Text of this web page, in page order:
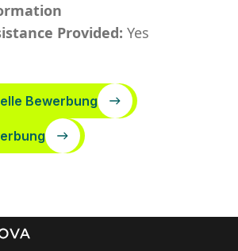
Provided: Yes
Bewerbung